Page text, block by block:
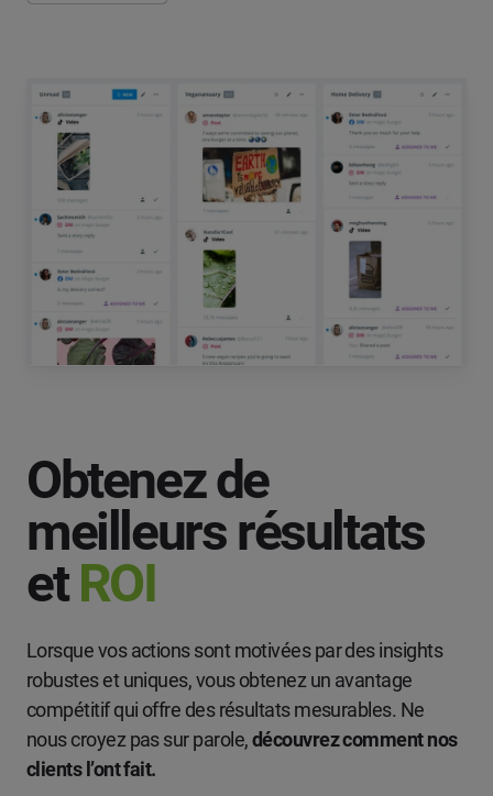
Obtenez de
meilleurs résultats
etROI
Lorsque vos actions sont motivées par des insights
robustes et uniques, vous obtenez un avantage
compétitif qui offre des résultats mesurables. Ne
nous croyez pas sur parole,découvrez comment nos
clients l’ont fait.